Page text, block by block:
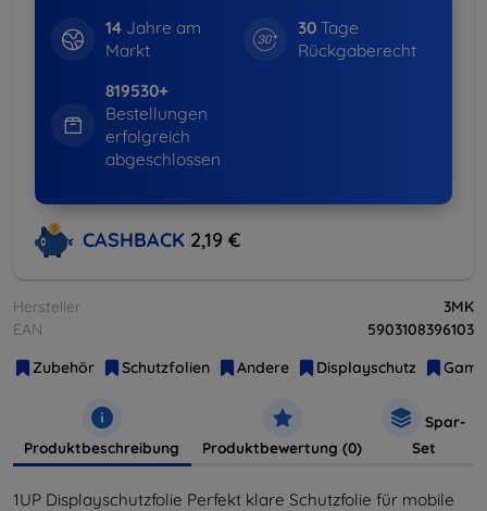
14Jahre am
Markt
30 Tage
Rückgaberecht
819530+
Bestellungen
erfolgreich
abgeschlossen
CASHBACK 2,19 €
Hersteller
3MK
EAN
5903108396103
Zubehör
Schutzfolien Andere Displayschutz
Produktbeschreibung Produktbewertung (0)
Spar-
Set
1UP Displayschutzfolie Perfekt klare Schutzfolie für mobile